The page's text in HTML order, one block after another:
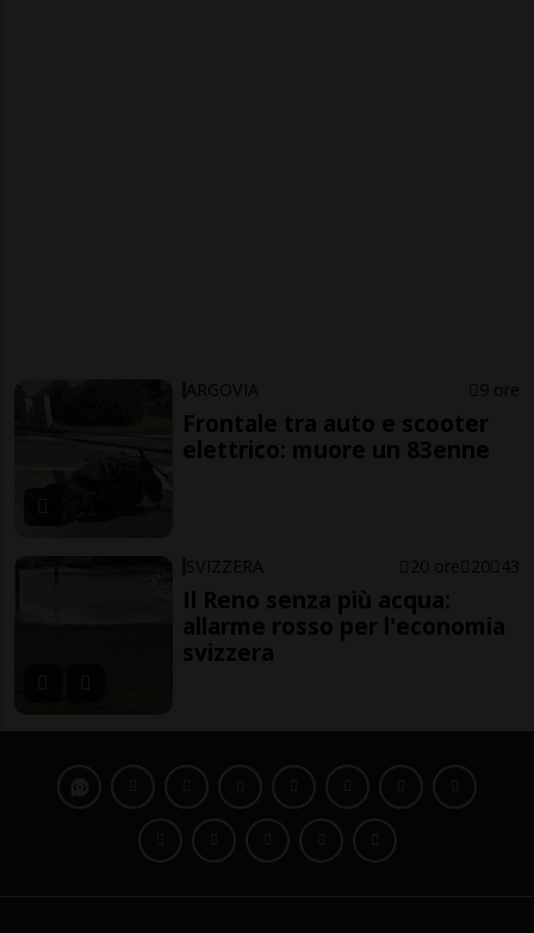
ARGOVIA 9 ore
Frontale tra auto e scooter
elettrico: muore un 83enne
SVIZZERA 20 ore 20 43
Il Reno senza più acqua:
allarme rosso per l'economia
svizzera